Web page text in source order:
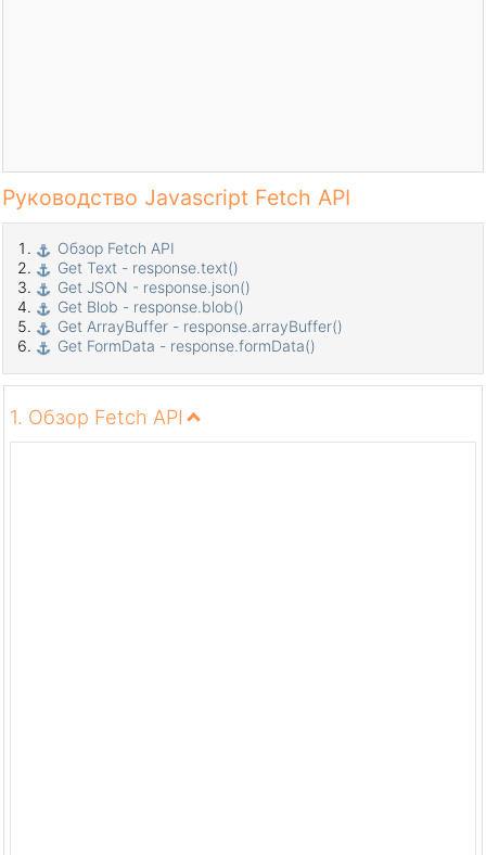
Руководство Javascript Fetch API
Обзор Fetch API
Get Text - response.text()
Get JSON - response.json()
Get Blob - response.blob()
Get ArrayBuffer - response.arrayBuffer()
Get FormData - response.formData()
1. Обзор Fetch API